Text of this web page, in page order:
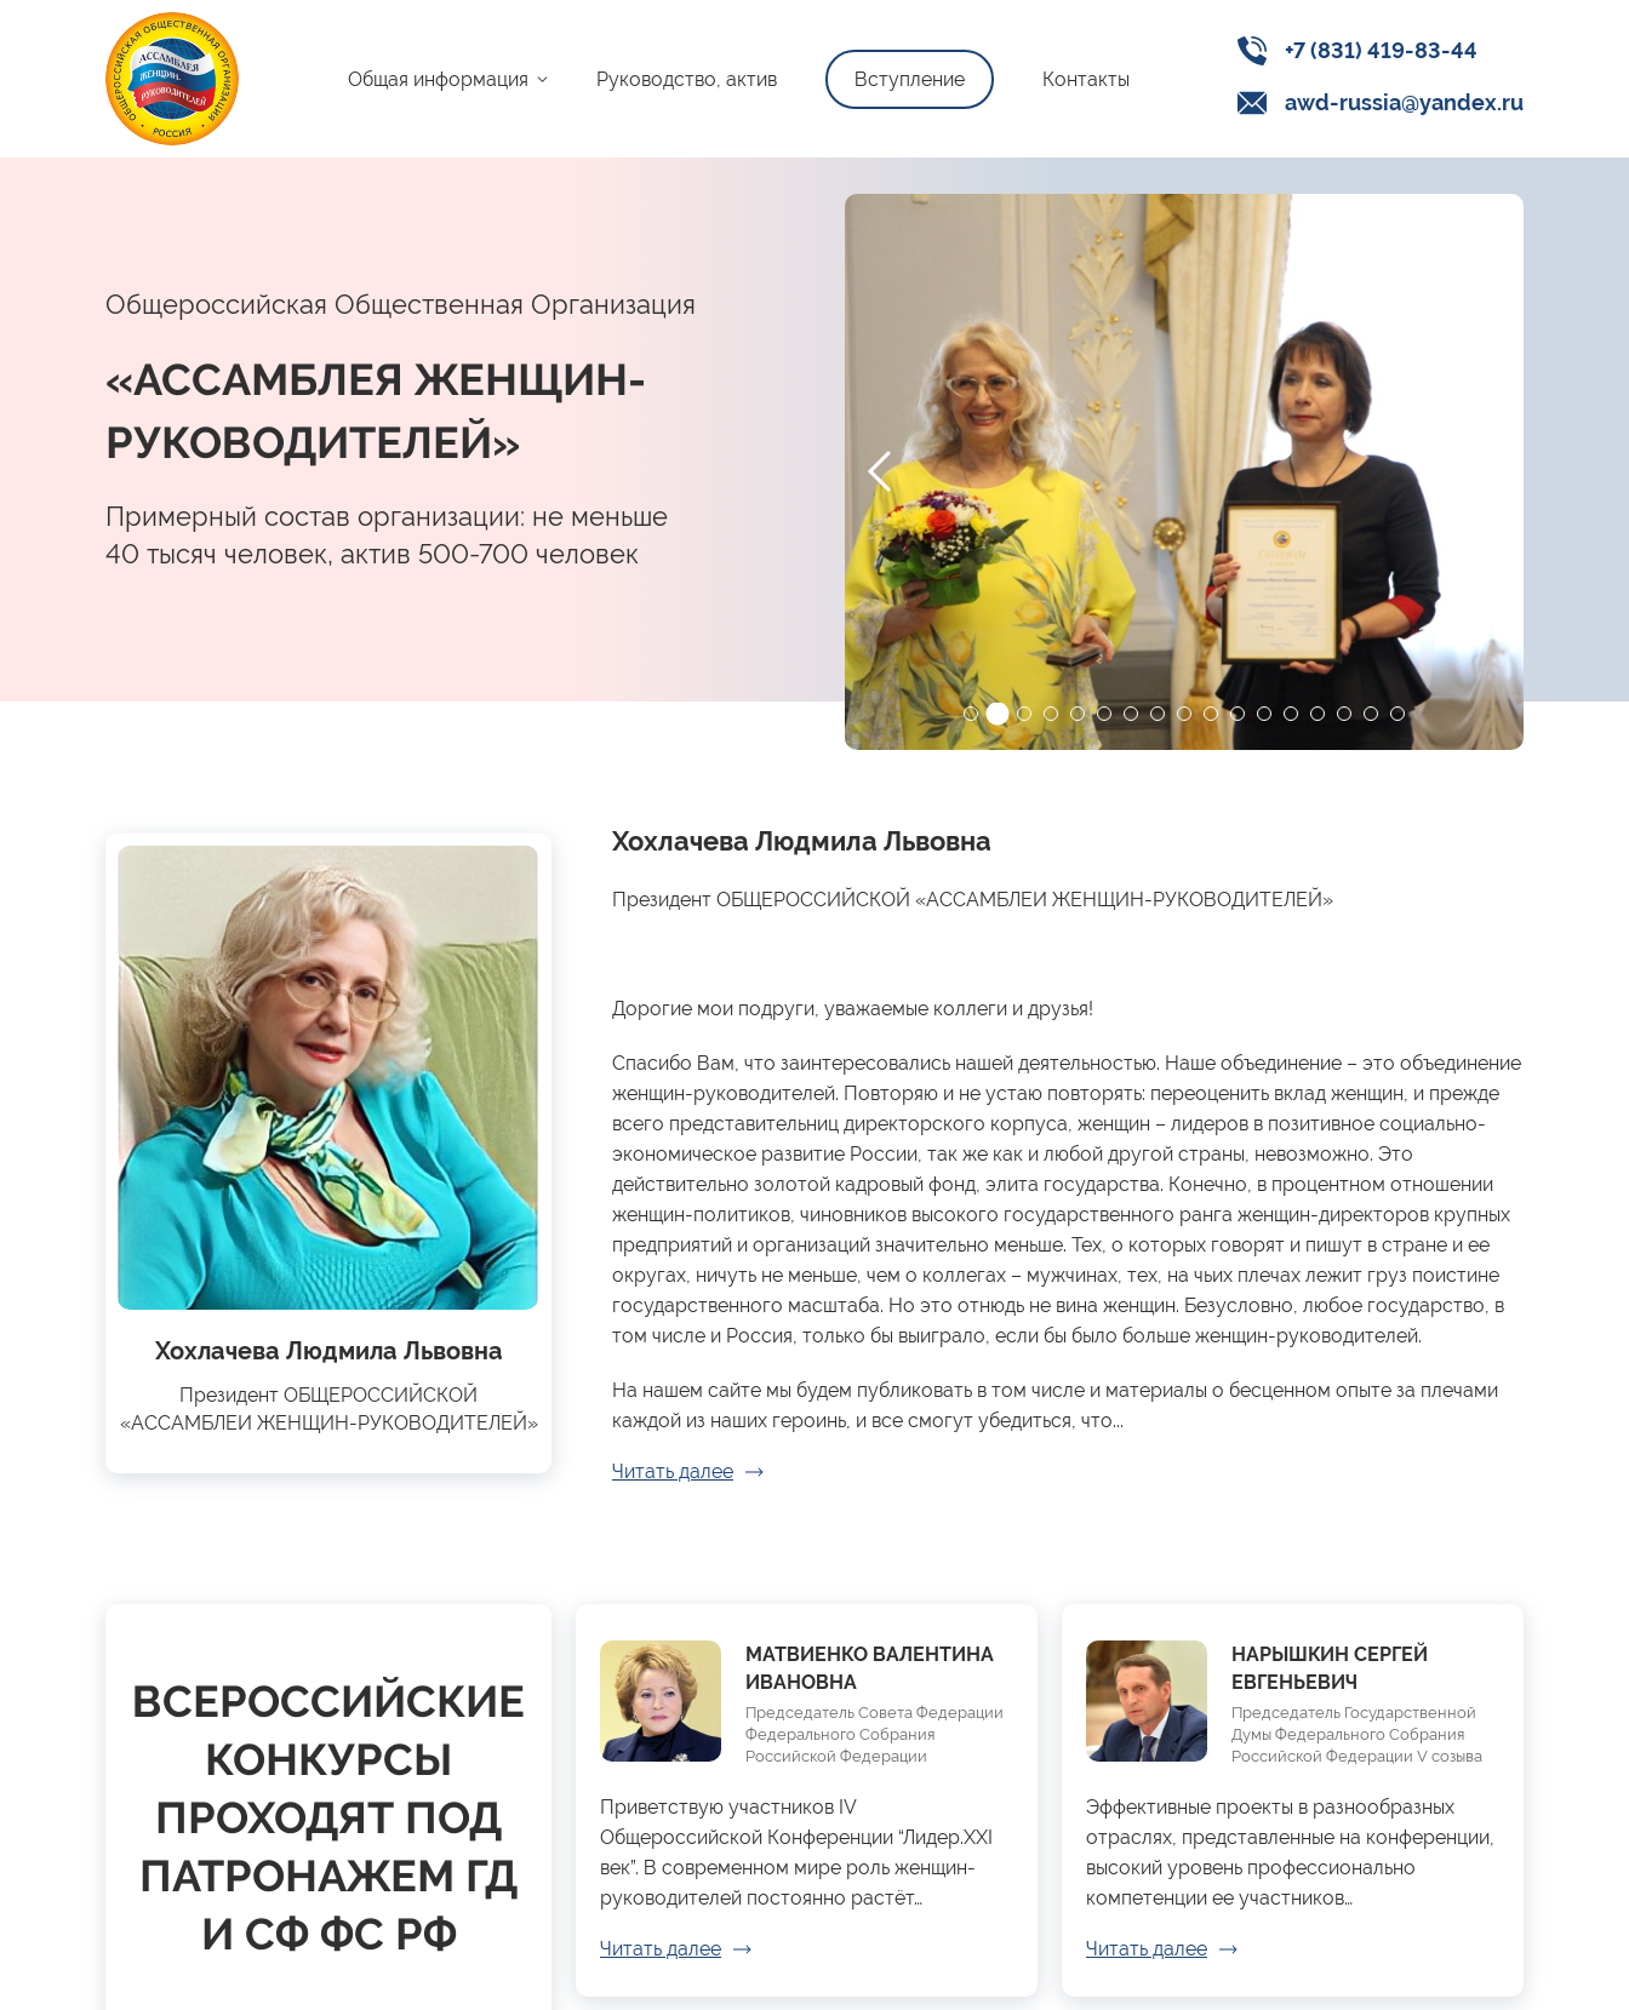
Общая информация Руководство, актив Вступление Контакты
+7 (831) 419-83-44
awd-russia@yandex.ru
Общероссийская Общественная Организация
«АССАМБЛЕЯ ЖЕНЩИН-
РУКОВОДИТЕЛЕЙ»
Примерный состав организации: не меньше
40 тысяч человек, актив 500-700 человек
Хохлачева Людмила Львовна
Президент ОБЩЕРОССИЙСКОЙ
«АССАМБЛЕИ ЖЕНЩИН-РУКОВОДИТЕЛЕЙ»
Хохлачева Людмила Львовна
Президент ОБЩЕРОССИЙСКОЙ «АССАМБЛЕИ ЖЕНЩИН-РУКОВОДИТЕЛЕЙ»
Дорогие мои подруги, уважаемые коллеги и друзья!
Спасибо Вам, что заинтересовались нашей деятельностью. Наше объединение – это объединение
женщин-руководителей. Повторяю и не устаю повторять: переоценить вклад женщин, и прежде
всего представительниц директорского корпуса, женщин – лидеров в позитивное социально-
экономическое развитие России, так же как и любой другой страны, невозможно. Это
действительно золотой кадровый фонд, элита государства. Конечно, в процентном отношении
женщин-политиков, чиновников высокого государственного ранга женщин-директоров крупных
предприятий и организаций значительно меньше. Тех, о которых говорят и пишут в стране и ее
округах, ничуть не меньше, чем о коллегах – мужчинах, тех, на чьих плечах лежит груз поистине
государственного масштаба. Но это отнюдь не вина женщин. Безусловно, любое государство, в
том числе и Россия, только бы выиграло, если бы было больше женщин-руководителей.
На нашем сайте мы будем публиковать в том числе и материалы о бесценном опыте за плечами
каждой из наших героинь, и все смогут убедиться, что...
Читать далее
ВСЕРОССИЙСКИЕ
КОНКУРСЫ
ПРОХОДЯТ ПОД
ПАТРОНАЖЕМ ГД
И СФ ФС РФ
МАТВИЕНКО ВАЛЕНТИНА
ИВАНОВНА
Председатель Совета Федерации
Федерального Собрания
Российской Федерации
Приветствую участников IV
Общероссийской Конференции “Лидер.XXI
век”. В современном мире роль женщин-
руководителей постоянно растёт…
Читать далее
НАРЫШКИН СЕРГЕЙ
ЕВГЕНЬЕВИЧ
Председатель Государственной
Думы Федерального Собрания
Российской Федерации V созыва
Эффективные проекты в разнообразных
отраслях, представленные на конференции,
высокий уровень профессионально
компетенции ее участников…
Читать далее